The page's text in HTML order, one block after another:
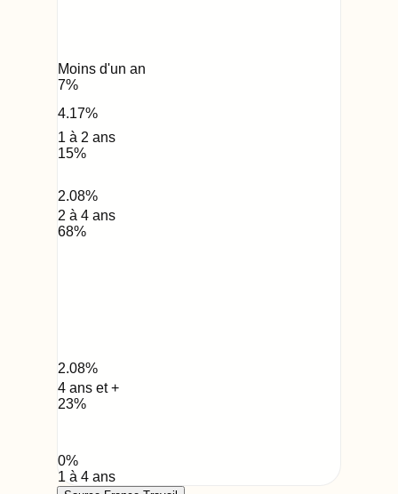
Moins d'un an
7%
4.17%
1 à 2 ans
15%
2.08%
2 à 4 ans
68%
2.08%
4 ans et +
23%
0%
1 à 4 ans